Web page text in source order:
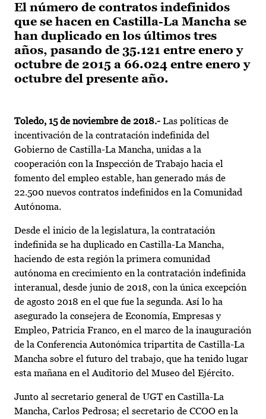
El número de contratos indefinidos
que se hacen en Castilla-La Mancha se
han duplicado en los últimos tres
años, pasando de 35.121 entre enero y
octubre de 2015 a 66.024 entre enero y
octubre del presente año.
Toledo, 15 de noviembre de 2018.- Las políticas de
incentivación de la contratación indefinida del
Gobierno de Castilla-La Mancha, unidas a la
cooperación con la Inspección de Trabajo hacia el
fomento del empleo estable, han generado más de
22.500 nuevos contratos indefinidos en la Comunidad
Autónoma.
Desde el inicio de la legislatura, la contratación
indefinida se ha duplicado en Castilla-La Mancha,
haciendo de esta región la primera comunidad
autónoma en crecimiento en la contratación indefinida
interanual, desde junio de 2018, con la única excepción
de agosto 2018 en el que fue la segunda. Así lo ha
asegurado la consejera de Economía, Empresas y
Empleo, Patricia Franco, en el marco de la inauguración
de la Conferencia Autonómica tripartita de Castilla-La
Mancha sobre el futuro del trabajo, que ha tenido lugar
esta mañana en el Auditorio del Museo del Ejército.
Junto al secretario general de UGT en Castilla-La
Mancha, Carlos Pedrosa; el secretario de CCOO en la